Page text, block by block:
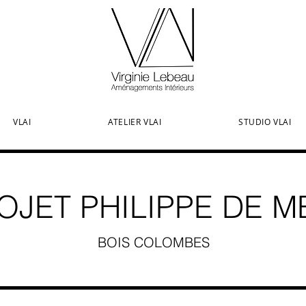
VLAI ATELIER VLAI STUDIO VLAI
PHILIPPE DE
BOIS COLOMBES